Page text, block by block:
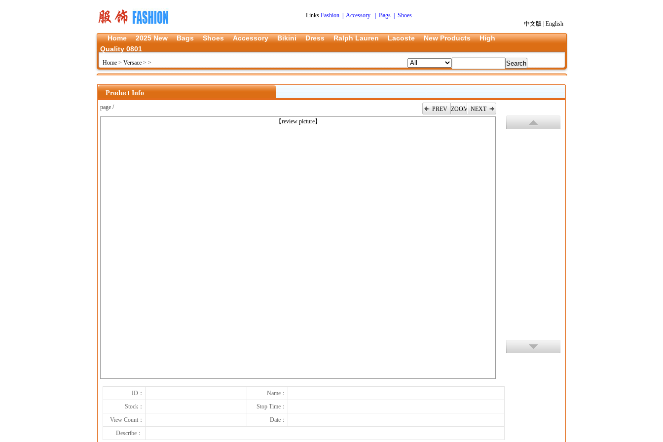
Links Fashion Accessory| Bags| Shoes
中文版
English
Home 2025 New Bags Shoes Accessory Bikini Dress Ralph Lauren Lacoste New Products
High
Quality 0801
Home > Versace > >
Product Info
page / PREV ZOOM NEXT
【review picture】
上一张
ID：
Name：
Stock：
Stop Time：
View Count：
Date：
Describe：